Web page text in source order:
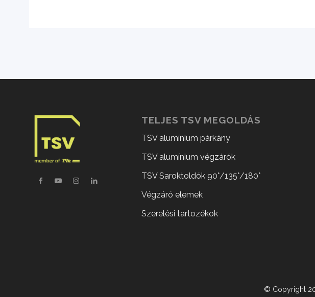
TELJES TSV MEGOLDÁS
TSV alumínium párkány
TSV alumínium végzárók
TSV Saroktoldók 90°/135°/180°
Végzáró elemek
Szerelési tartozékok
© Copyright